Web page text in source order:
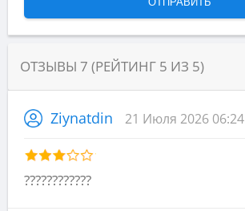
ОТЗЫВЫ 7 (РЕЙТИНГ 5 ИЗ 5)
Ziynatdin 21 Июля 2026 06:24
????????????